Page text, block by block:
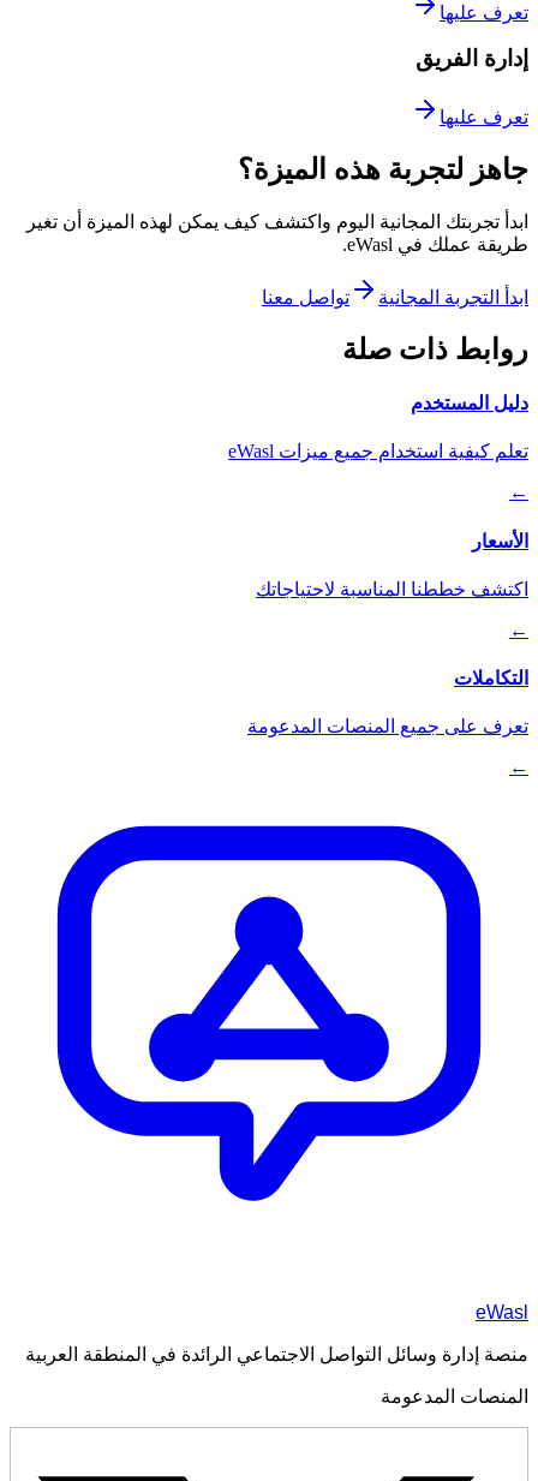
تعرف عليها
إدارة الفريق
تعرف عليها
جاهز لتجربة هذه الميزة؟
ابدأ تجربتك المجانية اليوم واكتشف كيف يمكن لهذه الميزة أن تغير
طريقة عملك في eWasl
.
ابدأ التجربة المجانية تواصل معنا
روابط ذات صلة
دليل المستخدم
تعلم كيفية استخدام جميع ميزات eWasl
←
الأسعار
اكتشف خططنا المناسبة لاحتياجاتك
←
التكاملات
تعرف على جميع المنصات المدعومة
←
eWasl
منصة إدارة وسائل التواصل الاجتماعي الرائدة في المنطقة العربية
المنصات المدعومة